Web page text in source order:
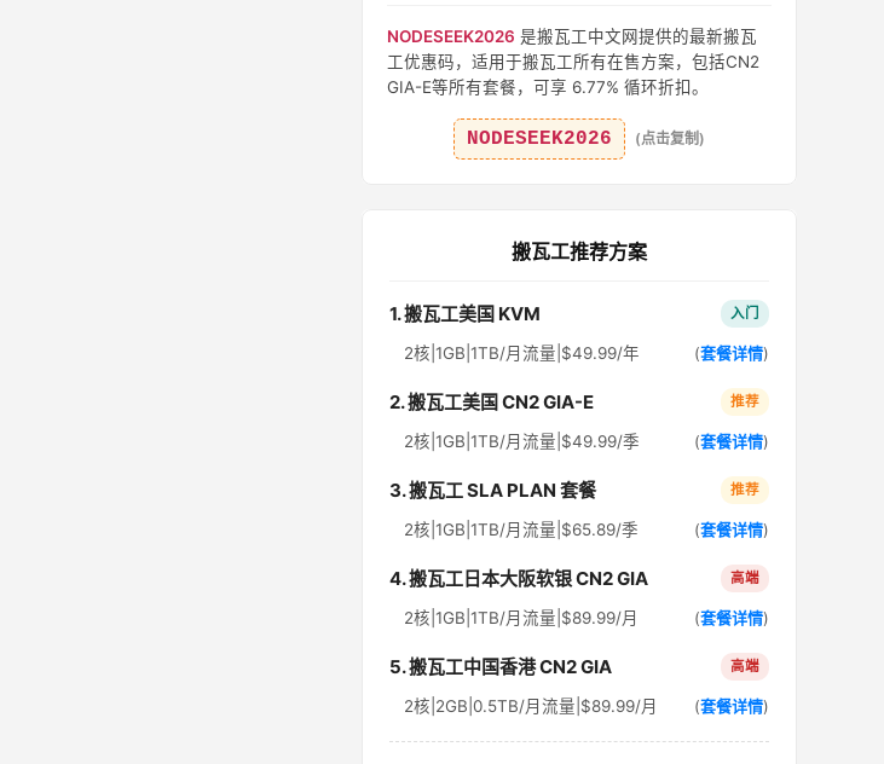
NODESEEK2026 是搬瓦工中文网提供的最新搬瓦
工优惠码，适用于搬瓦工所有在售方案，包括CN2
GIA-E等所有套餐，可享 6.77% 循环折扣。
NODESEEK2026 (点击复制)
搬瓦工推荐方案
1. 搬瓦工美国 KVM 入门
2核|1GB|1TB/月流量|$49.99/年 (套餐详情)
2. 搬瓦工美国 CN2 GIA-E 推荐
2核|1GB|1TB/月流量|$49.99/季 (套餐详情)
3. 搬瓦工 SLA PLAN 套餐 推荐
2核|1GB|1TB/月流量|$65.89/季 (套餐详情)
4. 搬瓦工日本大阪软银 CN2 GIA 高端
2核|1GB|1TB/月流量|$89.99/月 (套餐详情)
5. 搬瓦工中国香港 CN2 GIA 高端
2核|2GB|0.5TB/月流量|$89.99/月 (套餐详情)